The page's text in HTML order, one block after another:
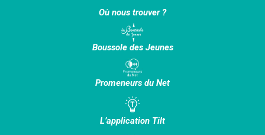
Où nous trouver ?
Boussole des Jeunes
Promeneurs du Net
L’application Tilt